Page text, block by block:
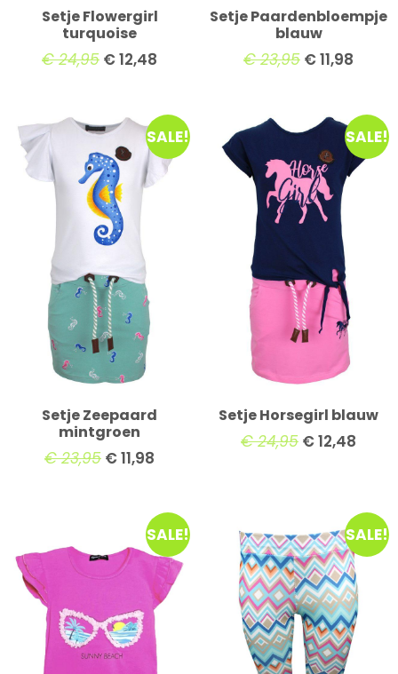
Setje Flowergirl
turquoise
€24,95 €12,48
Setje Paardenbloempje
blauw
€23,95 €11,98
SALE!
Setje Zeepaard
mintgroen
€23,95 €11,98
SALE!
Setje Horsegirl blauw
€24,95 €12,48
SALE! SALE!